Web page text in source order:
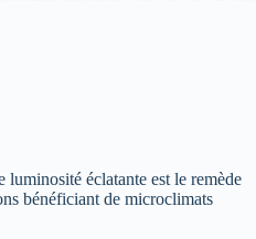
éclatante est le remède
bénéficiant de microclimats